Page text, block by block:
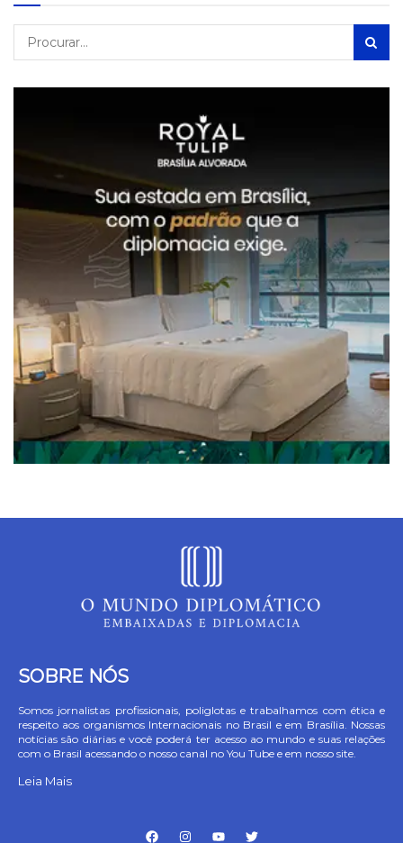
SOBRE NÓS
Somos jornalistas profissionais, poliglotas e trabalhamos com ética e
respeito aos organismos Internacionais no Brasil e em Brasília. Nossas
notícias são diárias e você poderá ter acesso ao mundo e suas relações
com o Brasil acessando o nosso canal no You Tube e em nosso site.
Leia Mais